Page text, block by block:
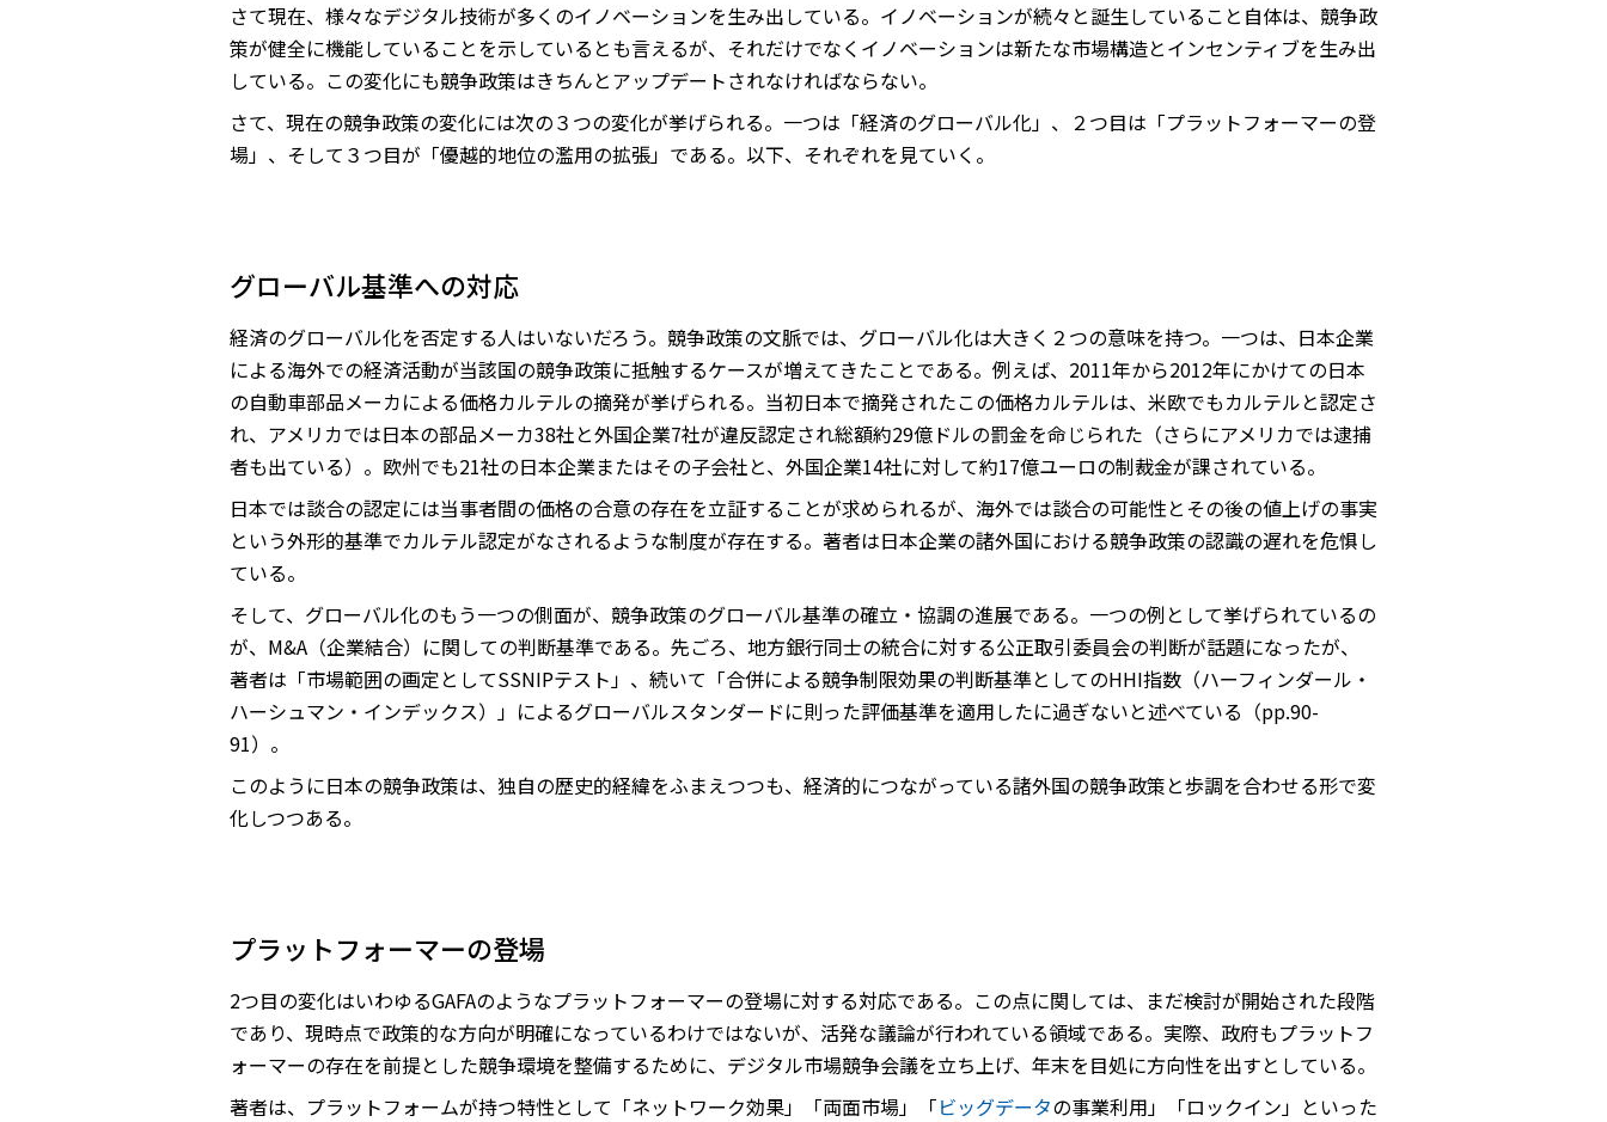
さて現在、様々なデジタル技術が多くのイノベーションを生み出している。イノベーションが続々と誕生していること自体は、競争政
策が健全に機能していることを示しているとも言えるが、それだけでなくイノベーションは新たな市場構造とインセンティブを生み出
している。この変化にも競争政策はきちんとアップデートされなければならない。
さて、現在の競争政策の変化には次の３つの変化が挙げられる。一つは「経済のグローバル化」、２つ目は「プラットフォーマーの登
場」、そして３つ目が「優越的地位の濫用の拡張」である。以下、それぞれを見ていく。
グローバル基準への対応
経済のグローバル化を否定する人はいないだろう。競争政策の文脈では、グローバル化は大きく２つの意味を持つ。一つは、日本企業
による海外での経済活動が当該国の競争政策に抵触するケースが増えてきたことである。例えば、2011年から2012年にかけての日本
の自動車部品メーカによる価格カルテルの摘発が挙げられる。当初日本で摘発されたこの価格カルテルは、米欧でもカルテルと認定さ
れ、アメリカでは日本の部品メーカ38社と外国企業7社が違反認定され総額約29億ドルの罰金を命じられた（さらにアメリカでは逮捕
者も出ている）。欧州でも21社の日本企業またはその子会社と、外国企業14社に対して約17億ユーロの制裁金が課されている。
日本では談合の認定には当事者間の価格の合意の存在を立証することが求められるが、海外では談合の可能性とその後の値上げの事実
という外形的基準でカルテル認定がなされるような制度が存在する。著者は日本企業の諸外国における競争政策の認識の遅れを危惧し
ている。
そして、グローバル化のもう一つの側面が、競争政策のグローバル基準の確立・協調の進展である。一つの例として挙げられているの
が、M&A（企業結合）に関しての判断基準である。先ごろ、地方銀行同士の統合に対する公正取引委員会の判断が話題になったが、
著者は「市場範囲の画定としてSSNIPテスト」、続いて「合併による競争制限効果の判断基準としてのHHI指数（ハーフィンダール・
ハーシュマン・インデックス）」によるグローバルスタンダードに則った評価基準を適用したに過ぎないと述べている（pp.90-
91）。
このように日本の競争政策は、独自の歴史的経緯をふまえつつも、経済的につながっている諸外国の競争政策と歩調を合わせる形で変
化しつつある。
プラットフォーマーの登場
2つ目の変化はいわゆるGAFAのようなプラットフォーマーの登場に対する対応である。この点に関しては、まだ検討が開始された段階
であり、現時点で政策的な方向が明確になっているわけではないが、活発な議論が行われている領域である。実際、政府もプラットフ
ォーマーの存在を前提とした競争環境を整備するために、デジタル市場競争会議を立ち上げ、年末を目処に方向性を出すとしている。
著者は、プラットフォームが持つ特性として「ネットワーク効果」「両面市場」「ビッグデータの事業利用」「ロックイン」といった